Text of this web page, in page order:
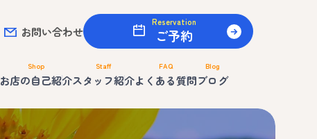
お問い合わせ
Reservation
ご予約
Shop
お店の自己紹介
Staff
スタッフ紹介
FAQ
よくある質問
Blog
ブログ